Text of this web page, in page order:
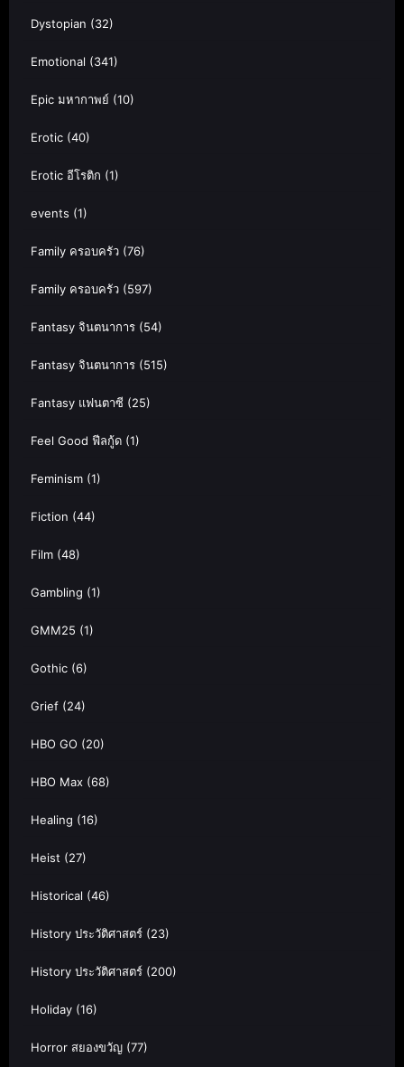
Dystopian (32)
Emotional (341)
Epic มหากาพย์ (10)
Erotic (40)
Erotic อีโรติก (1)
events (1)
Family ครอบครัว (76)
Family ครอบครัว (597)
Fantasy จินตนาการ (54)
Fantasy จินตนาการ (515)
Fantasy แฟนตาซี (25)
Feel Good ฟีลกู้ด (1)
Feminism (1)
Fiction (44)
Film (48)
Gambling (1)
GMM25 (1)
Gothic (6)
Grief (24)
HBO GO (20)
HBO Max (68)
Healing (16)
Heist (27)
Historical (46)
History ประวัติศาสตร์ (23)
History ประวัติศาสตร์ (200)
Holiday (16)
Horror สยองขวัญ (77)